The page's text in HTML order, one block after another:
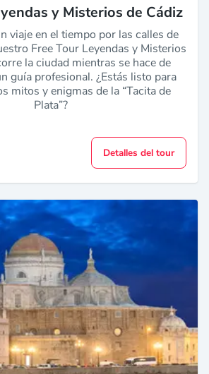
y Misterios de Cádiz
viaje en el tiempo por las calles de
Free Tour Leyendas y Misterios
la ciudad mientras se hace de
guía profesional. ¿Estás listo para
mitos y enigmas de la “Tacita de
Plata”?
Detalles del tour